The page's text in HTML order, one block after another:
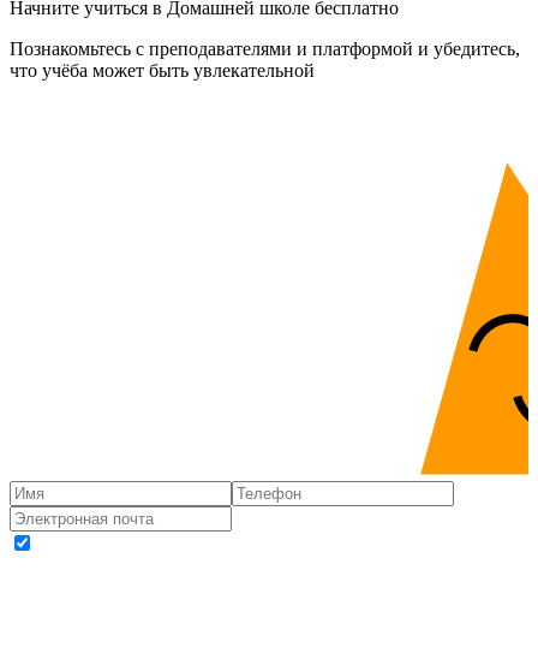
Начните учиться в Домашней школе бесплатно
Познакомьтесь с преподавателями и платформой и убедитесь,
что учёба может быть увлекательной